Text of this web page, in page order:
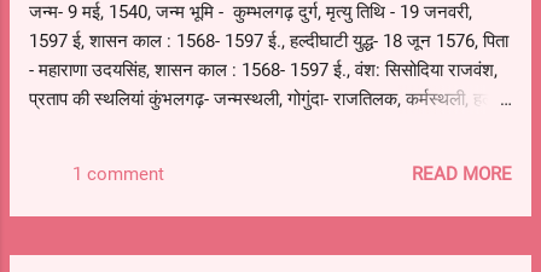
जन्म- 9 मई, 1540, जन्म भूमि - कुम्भलगढ़ दुर्ग, मृत्यु तिथि - 19 जनवरी,
1597 ई, शासन काल : 1568- 1597 ई., हल्दीघाटी युद्ध- 18 जून 1576, पिता
- महाराणा उदयसिंह, शासन काल : 1568- 1597 ई., वंश: सिसोदिया राजवंश,
प्रताप की स्थलियां कुंभलगढ़- जन्मस्थली, गोगुंदा- राजतिलक, कर्मस्थली, हल्दी
1 comment READ MORE